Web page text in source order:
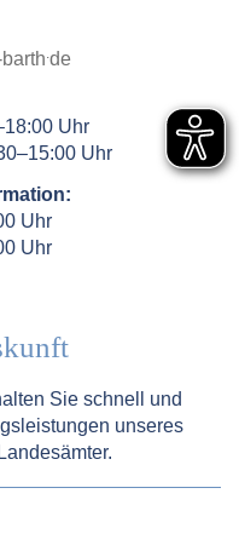
.de
Uhr
Uhr
Uhr
Uhr
Sie schnell und
unseres